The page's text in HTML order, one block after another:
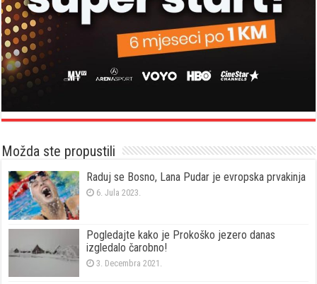
Možda ste propustili
Raduj se Bosno, Lana Pudar je evropska prvakinja
6. Jula 2023.
Pogledajte kako je Prokoško jezero danas
izgledalo čarobno!
3. Decembra 2021.